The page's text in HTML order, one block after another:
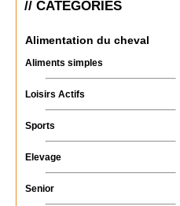
// CATEGORIES
Alimentation du cheval
Aliments simples
Loisirs Actifs
Sports
Elevage
Senior